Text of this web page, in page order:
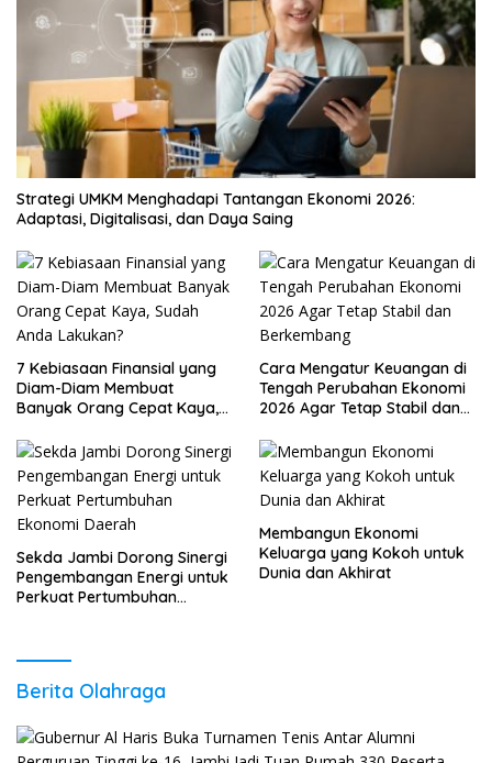
Strategi UMKM Menghadapi Tantangan Ekonomi 2026:
Adaptasi, Digitalisasi, dan Daya Saing
7 Kebiasaan Finansial yang
Diam-Diam Membuat
Banyak Orang Cepat Kaya,
Cara Mengatur Keuangan di
Tengah Perubahan Ekonomi
2026 Agar Tetap Stabil dan
Sekda Jambi Dorong Sinergi
Pengembangan Energi untuk
Perkuat Pertumbuhan
Membangun Ekonomi
Keluarga yang Kokoh untuk
Dunia dan Akhirat
Berita Olahraga